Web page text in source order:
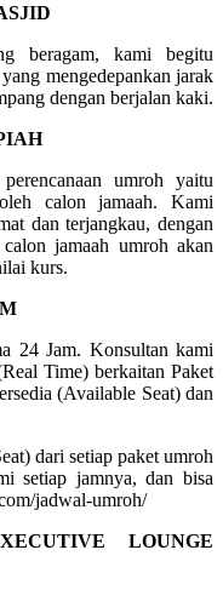
beragam, kami begitu
mengedepankan jarak
dengan berjalan kaki.
umroh yaitu
calon jamaah. Kami
dan terjangkau, dengan
jamaah umroh akan
kurs.
24 Jam. Konsultan kami
Time) berkaitan Paket
(Available Seat) dan
dari setiap paket umroh
setiap jamnya, dan bisa
jadwal-umroh/
LOUNGE